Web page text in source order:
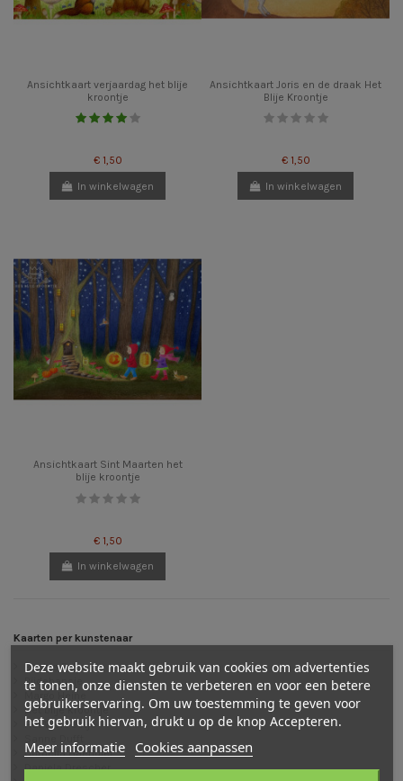
Ansichtkaart verjaardag het blije
kroontje
€ 1,50
In winkelwagen
Ansichtkaart Joris en de draak Het
Blije Kroontje
€ 1,50
In winkelwagen
Ansichtkaart Sint Maarten het
blije kroontje
€ 1,50
In winkelwagen
Kaarten per kunstenaar
Baukje Exler
Bijdehansje
Margo Heine
Het blije kroontje
Het Wol Feetje
Cornelia Haendler
Daniela Drescher
Deze website maakt gebruik van cookies om advertenties
te tonen, onze diensten te verbeteren en voor een betere
gebruikerservaring. Om uw toestemming te geven voor
het gebruik hiervan, drukt u op de knop Accepteren.
Meer informatie Cookies aanpassen